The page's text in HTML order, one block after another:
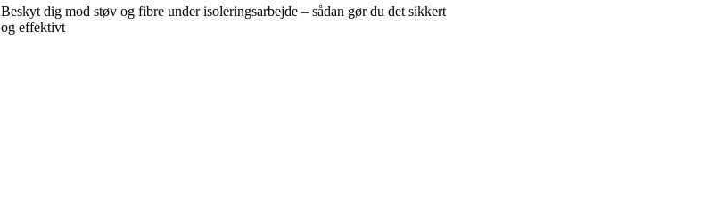
Beskyt dig mod støv og fibre under isoleringsarbejde – sådan gør du det sikkert
og effektivt